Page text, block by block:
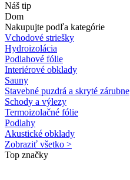
Náš tip
Dom
Nakupujte podľa kategórie
Vchodové striešky
Hydroizolácia
Podlahové fólie
Interiérové obklady
Sauny
Stavebné puzdrá a skryté zárubne
Schody a výlezy
Termoizolačné fólie
Podlahy
Akustické obklady
Zobraziť všetko >
Top značky